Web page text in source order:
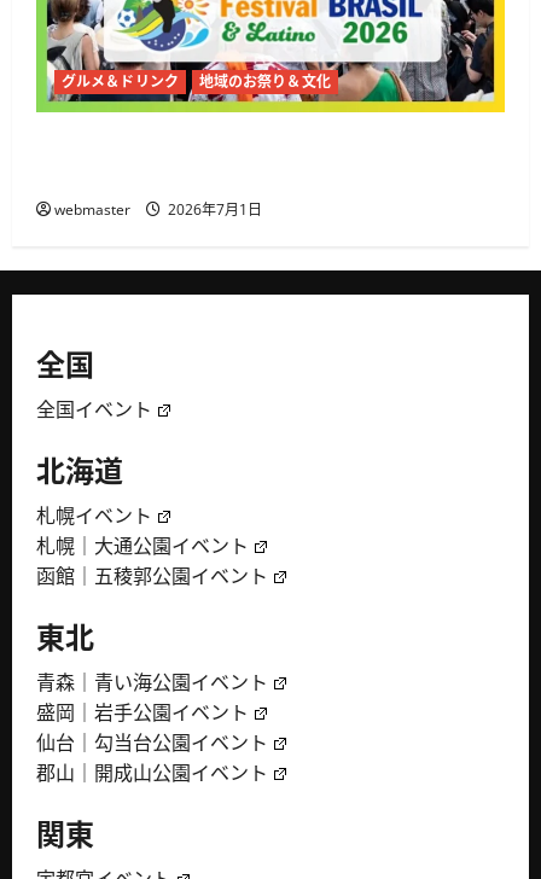
グルメ＆ドリンク 地域のお祭り＆文化
webmaster 2026年7月1日
全国
全国イベント
北海道
札幌イベント
札幌｜大通公園イベント
函館｜五稜郭公園イベント
東北
青森｜青い海公園イベント
盛岡｜岩手公園イベント
仙台｜勾当台公園イベント
郡山｜開成山公園イベント
関東